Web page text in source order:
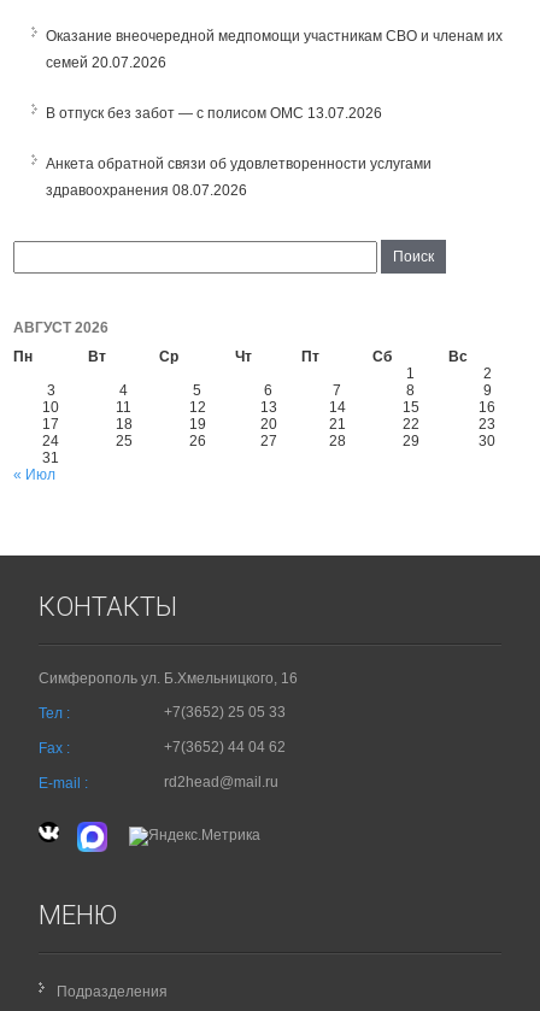
Оказание внеочередной медпомощи участникам СВО и членам их
семей 20.07.2026
В отпуск без забот — с полисом ОМС 13.07.2026
Анкета обратной связи об удовлетворенности услугами
здравоохранения 08.07.2026
АВГУСТ 2026
Пн
Вт Ср Чт Пт Сб
Вс
1
2
3
4 5 6 7 8
9
10
11 12 13 14 15
16
17
18 19 20 21 22
23
24
25 26 27 28 29
30
31
« Июл
КОНТАКТЫ
Симферополь ул. Б.Хмельницкого, 16
Тел : +7(3652) 25 05 33
Fax : +7(3652) 44 04 62
E-mail : rd2head@mail.ru
МЕНЮ
Подразделения